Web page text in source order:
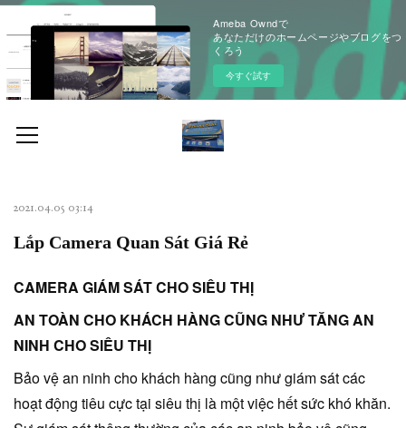
Ameba Owndで
あなただけのホームページやブログをつ
くろう
今すぐ試す
2021.04.05 03:14
Lắp Camera Quan Sát Giá Rẻ
CAMERA GIÁM SÁT CHO SIÊU THỊ
AN TOÀN CHO KHÁCH HÀNG CŨNG NHƯ TĂNG AN
NINH CHO SIÊU THỊ
Bảo vệ an ninh cho khách hàng cũng như giám sát các
hoạt động tiêu cực tại siêu thị là một việc hết sức khó khăn.